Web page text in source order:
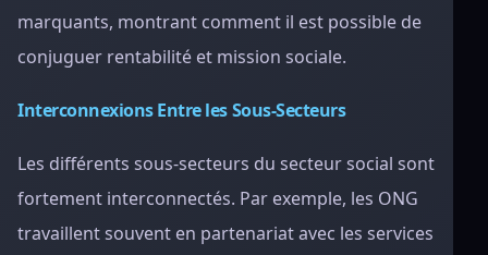
marquants, montrant comment il est possible de
conjuguer rentabilité et mission sociale.
Interconnexions Entre les Sous-Secteurs
Les différents sous-secteurs du secteur social sont
fortement interconnectés. Par exemple, les ONG
travaillent souvent en partenariat avec les services